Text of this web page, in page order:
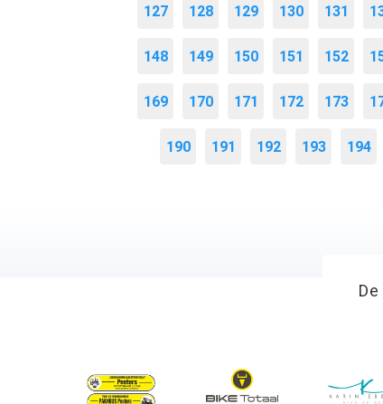
127 128 129 130 131
148 149 150 151 152
169 170 171 172 173
190 191 192 193 194